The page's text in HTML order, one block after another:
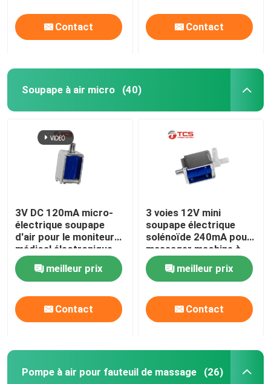
Contact Contact
Soupape à air micro (40)
3V DC 120mA micro-
électrique soupape
d'air pour le moniteur
médical électronique
de pression artérielle
meilleur prix
Contact
3 voies 12V mini
soupape électrique
solénoïde 240mA pour
massager machine à
café
meilleur prix
Contact
Pompe à air pour fauteuil de massage (26)